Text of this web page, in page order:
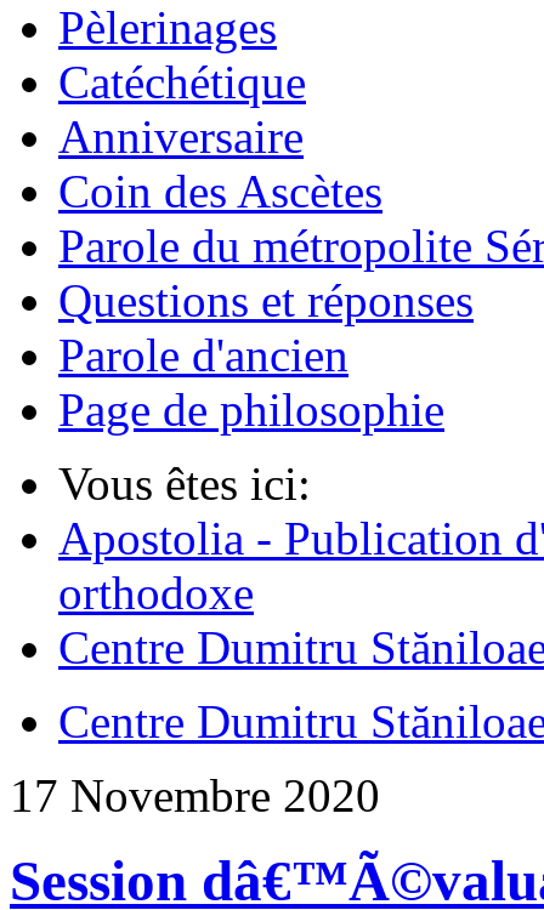
Pèlerinages
Catéchétique
Anniversaire
Coin des Ascètes
Parole du métropolite
Questions et réponses
Parole d'ancien
Page de philosophie
Vous êtes ici:
Apostolia - Publication
orthodoxe
Centre Dumitru
Centre Dumitru
17 Novembre 2020
Session